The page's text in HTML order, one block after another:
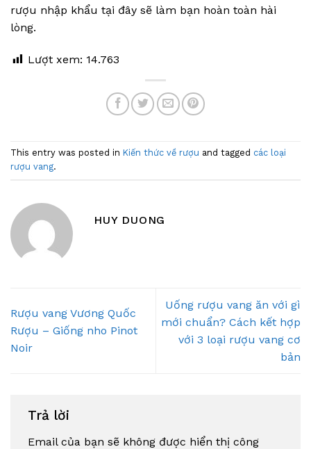
rượu nhập khẩu tại đây sẽ làm bạn hoàn toàn hài
lòng.
Lượt xem: 14.763
This entry was posted in Kiến thức về rượu and tagged các loại
rượu vang.
HUY DUONG
Rượu vang Vương Quốc
Rượu – Giống nho Pinot
Noir
Uống rượu vang ăn với gì
mới chuẩn? Cách kết hợp
với 3 loại rượu vang cơ
bản
Trả lời
Email của bạn sẽ không được hiển thị công